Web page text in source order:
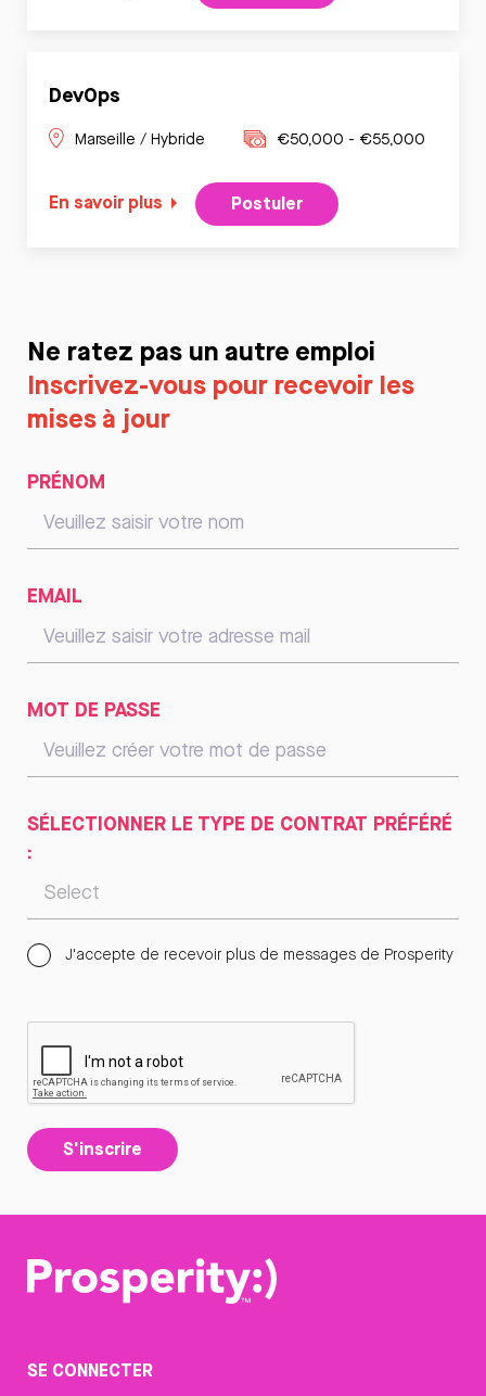
DevOps
Marseille / Hybride €50,000 - €55,000
En savoir plus Postuler
Ne ratez pas un autre emploi
Inscrivez-vous pour recevoir les
mises à jour
PRÉNOM
EMAIL
MOT DE PASSE
SÉLECTIONNER LE TYPE DE CONTRAT PRÉFÉRÉ
:
J'accepte de recevoir plus de messages de Prosperity
S'inscrire
SE CONNECTER